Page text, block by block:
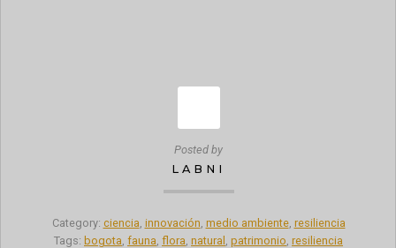
Posted by
LABNI
Category: ciencia, innovación, medio ambiente, resiliencia
Tags: bogota, fauna, flora, natural , patrimonio, resiliencia